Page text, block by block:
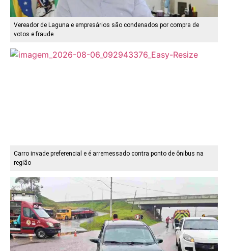
Vereador de Laguna e empresários são condenados por compra de
votos e fraude
Carro invade preferencial e é arremessado contra ponto de ônibus na
região